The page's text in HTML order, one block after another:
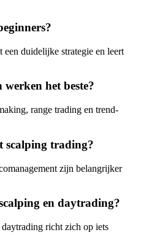
duidelijke strategie en leert
werken het beste?
range trading en trend-
scalping trading?
zijn belangrijker
en daytrading?
richt zich op iets